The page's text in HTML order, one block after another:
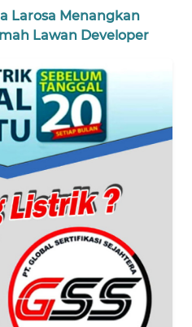
Larosa Menangkan
Lawan Developer